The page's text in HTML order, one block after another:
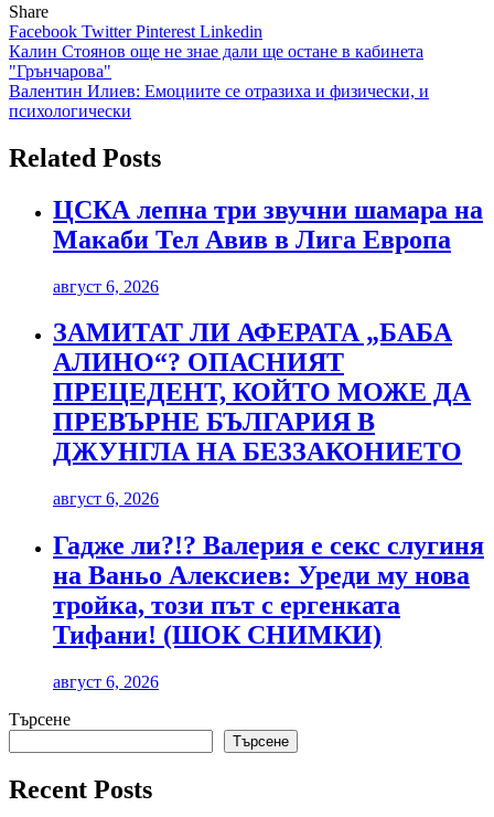
Share
Facebook TwitterPinterest Linkedin
Навигация
Калин Стоянов още не знае дали ще остане в кабинета
"Грънчарова"
Валентин Илиев: Емоциите се отразиха и физически, и
психологически
Related Posts
ЦСКА лепна три звучни шамара на
Макаби Тел Авив в Лига Европа
август 6, 2026
ЗАМИТАТ ЛИ АФЕРАТА „БАБА
АЛИНО“? ОПАСНИЯТ
ПРЕЦЕДЕНТ, КОЙТО МОЖЕ ДА
ПРЕВЪРНЕ БЪЛГАРИЯ В
ДЖУНГЛА НА БЕЗЗАКОНИЕТО
август 6, 2026
Гадже ли?!? Валерия е секс слугиня
на Ваньо Алексиев: Уреди му нова
тройка, този път с ергенката
Тифани! (ШОК СНИМКИ)
август 6, 2026
Търсене
Търсене
Recent Posts